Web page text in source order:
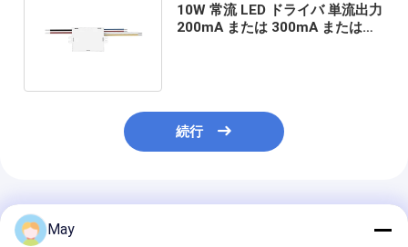
10W 常流 LED ドライバ 単流出力
200mA または 300mA または
続行
推薦されたプロダクト
May